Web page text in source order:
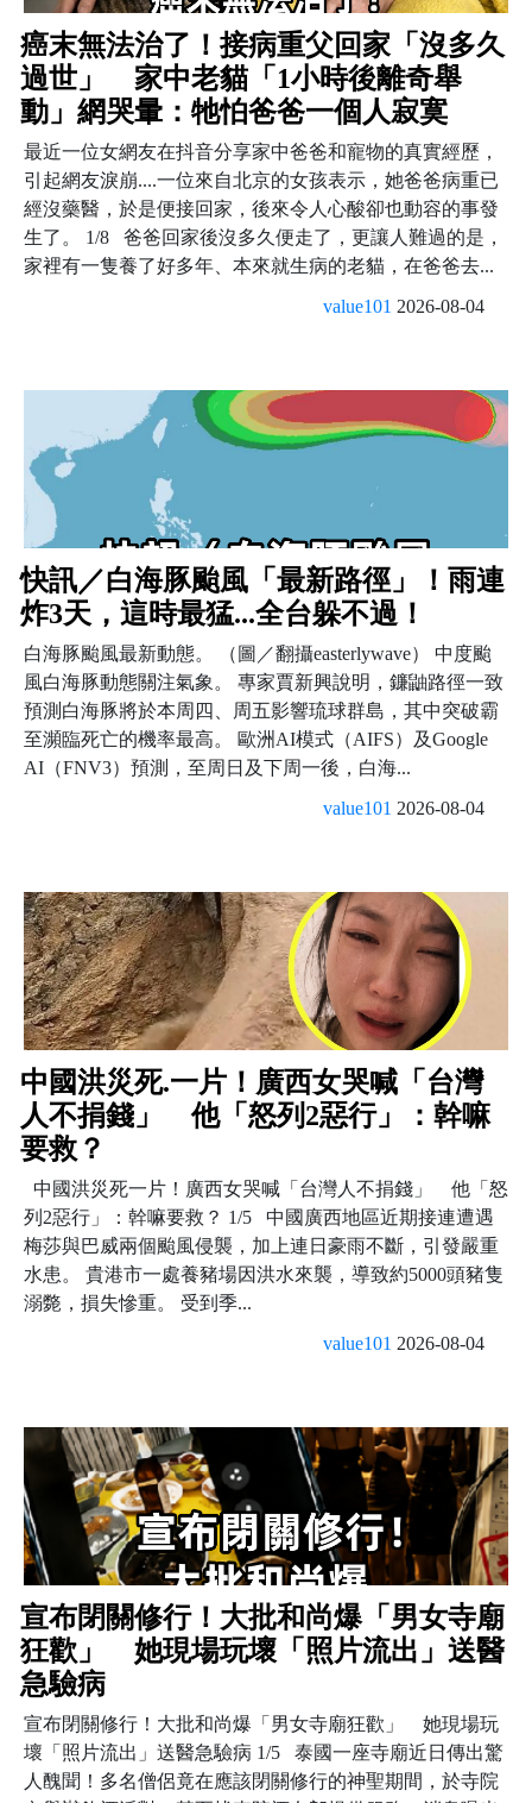
癌末無法治了！接病重父回家「沒多久
過世」 家中老貓「1小時後離奇舉
動」網哭暈：牠怕爸爸一個人寂寞
最近一位女網友在抖音分享家中爸爸和寵物的真實經歷，
引起網友淚崩....一位來自北京的女孩表示，她爸爸病重已
經沒藥醫，於是便接回家，後來令人心酸卻也動容的事發
生了。 1/8 爸爸回家後沒多久便走了，更讓人難過的是，
家裡有一隻養了好多年、本來就生病的老貓，在爸爸去...
value101 2026-08-04
快訊／白海豚颱風「最新路徑」！雨連
炸3天，這時最猛...全台躲不過！
白海豚颱風最新動態。 （圖／翻攝easterlywave） 中度颱
風白海豚動態關注氣象。 專家賈新興說明，鐮鼬路徑一致
預測白海豚將於本周四、周五影響琉球群島，其中突破霸
至瀕臨死亡的機率最高。 歐洲AI模式（AIFS）及Google
AI（FNV3）預測，至周日及下周一後，白海...
value101 2026-08-04
中國洪災死.一片！廣西女哭喊「台灣
人不捐錢」 他「怒列2惡行」：幹嘛
要救？
中國洪災死一片！廣西女哭喊「台灣人不捐錢」 他「怒
列2惡行」：幹嘛要救？ 1/5 中國廣西地區近期接連遭遇
梅莎與巴威兩個颱風侵襲，加上連日豪雨不斷，引發嚴重
水患。 貴港市一處養豬場因洪水來襲，導致約5000頭豬隻
溺斃，損失慘重。 受到季...
value101 2026-08-04
宣布閉關修行！大批和尚爆「男女寺廟
狂歡」 她現場玩壞「照片流出」送醫
急驗病
宣布閉關修行！大批和尚爆「男女寺廟狂歡」 她現場玩
壞「照片流出」送醫急驗病 1/5 泰國一座寺廟近日傳出驚
人醜聞！多名僧侶竟在應該閉關修行的神聖期間，於寺院